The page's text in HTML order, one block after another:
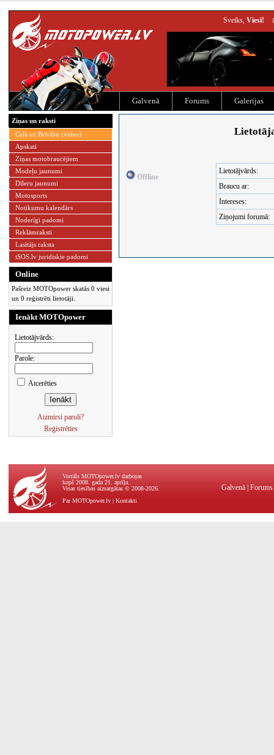
Sveiks, Viesi!
Galvenā Forums Galerijas
Ziņas un raksti
Ceļā uz Brīvību (video)
Apskati
Ziņas motobraucējiem
Modeļu jaunumi
Dīleru jaunumi
Motosports
Notikumu kalendārs
Noderīgi padomi
Reklāmraksti
Lasītājs raksta
iSOS.lv juridiskie padomi
Online
Pašreiz MOTOpower skatās 0 viesi
un 0 reģistrēti lietotāji.
Ienākt MOTOpower
Lietotājvārds:
Parole:
Atcerēties
Aizmirsi paroli?
Reģistrēties
Offline
Lietotājvārds:
Braucu ar:
Intereses:
Ziņojumi forumā:
Vortāls MOTOpower.lv darbojas
kopš 2008. gada 21. aprīļa.
Visas tiesības aizsargātas © 2008-2026.
Par MOTOpower.lv | Kontakti
Galvenā Forums